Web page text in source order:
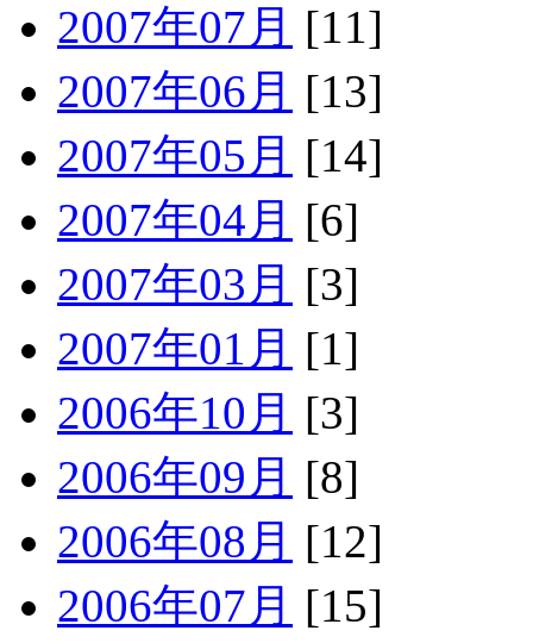
2007年07月 [11]
2007年06月 [13]
2007年05月 [14]
2007年04月 [6]
2007年03月 [3]
2007年01月 [1]
2006年10月 [3]
2006年09月 [8]
2006年08月 [12]
2006年07月 [15]